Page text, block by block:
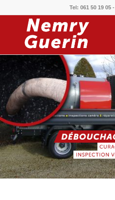
Tel: 061 50 19 05